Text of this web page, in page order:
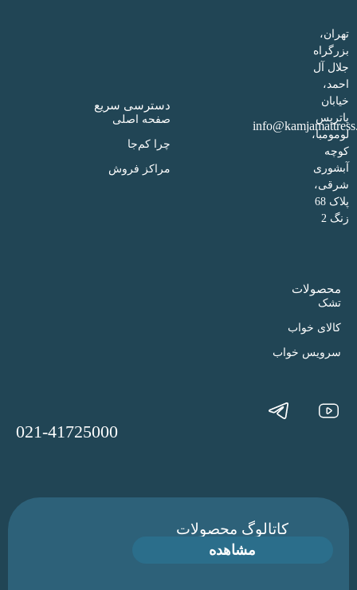
تهران،
بزرگراه
جلال آل
احمد،
خیابان
پاتریس
لومومبا،
کوچه
آبشوری
شرقی،
پلاک 68
زنگ 2
دسترسی سریع
صفحه اصلی
چرا کم‌جا
مراکز فروش
محصولات
تشک
کالای خواب
سرویس خواب
کاتالوگ محصولات
مشاهده
021-41725000